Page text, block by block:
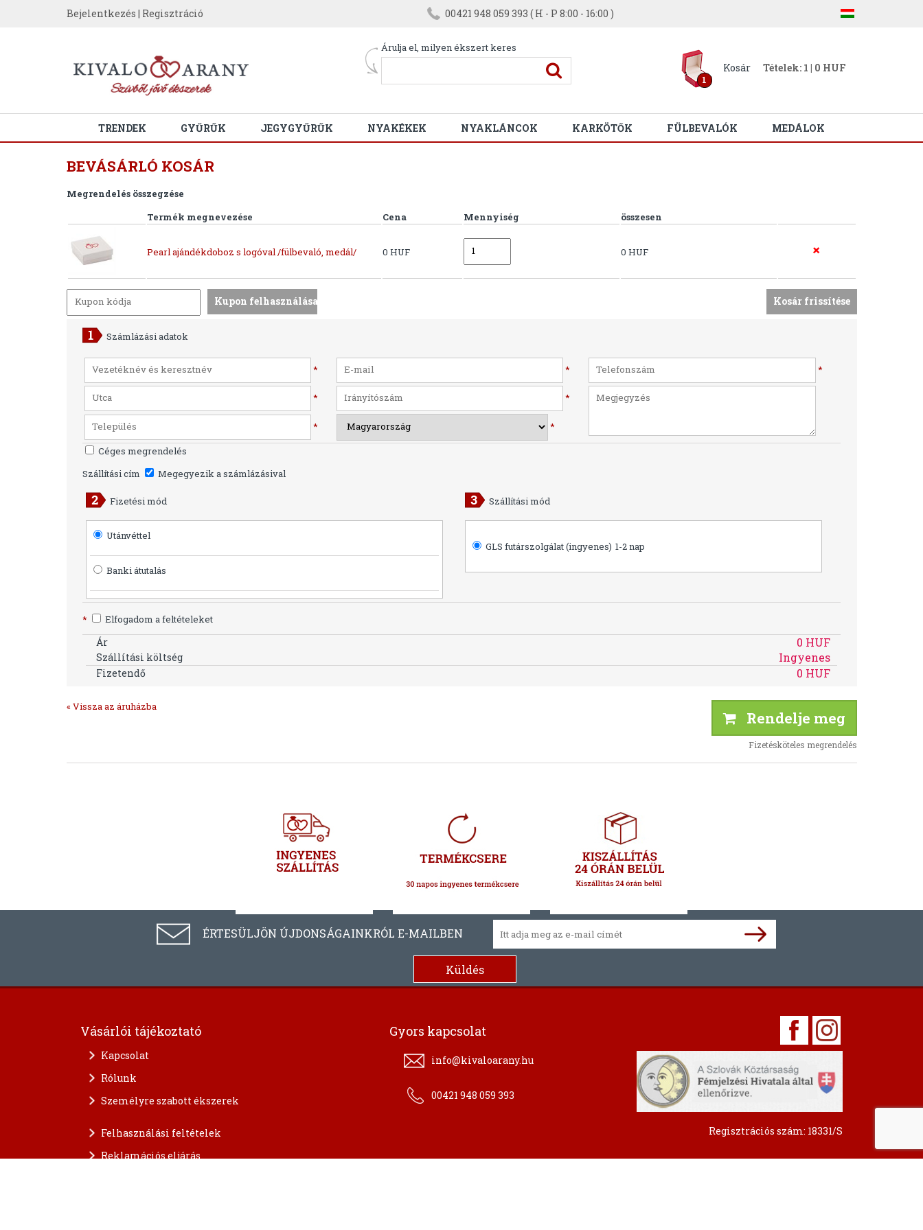
Bejelentkezés | Regisztráció 00421 948 059 393 ( H - P 8:00 - 16:00 )
Árulja el, milyen ékszert keres
1
Kosár Tételek: 1 | 0 HUF
TRENDEK GYŰRŰK JEGYGYŰRŰK NYAKÉKEK NYAKLÁNCOK KARKÖTŐK FÜLBEVALÓK MEDÁLOK
BEVÁSÁRLÓ KOSÁR
Megrendelés összegzése
Termék megnevezése
Cena Mennyiség összesen
Pearl ajándékdoboz s logóval /fülbevaló, medál/ 0 HUF 0 HUF
Számlázási adatok
* * *
* *
*
*
Céges megrendelés
Szállítási cím
Megegyezik a számlázásival
Fizetési mód
Utánvéttel
Banki átutalás
Szállítási mód
GLS futárszolgálat (ingyenes) 1-2 nap
* Elfogadom a feltételeket
Ár 0 HUF
Szállítási költség Ingyenes
Fizetendő 0 HUF
« Vissza az áruházba
Rendelje meg
Fizetésköteles megrendelés
ÉRTESÜLJÖN ÚJDONSÁGAINKRÓL E-MAILBEN
Vásárlói tájékoztató
Kapcsolat
Rólunk
Személyre szabott ékszerek
Felhasználási feltételek
Reklamációs eljárás
Gyors kapcsolat
info@kivaloarany.hu
00421 948 059 393
Regisztrációs szám: 18331/S